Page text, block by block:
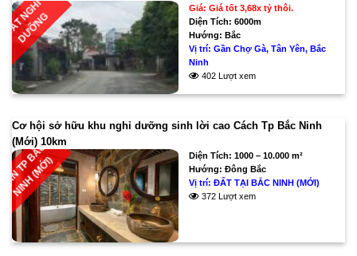
Giá: Giá tốt 3,68x tỷ thôi.
Diện Tích:6000m
Hướng:Bắc
Vị trí:Gần Chợ Gà, Tân Yên, Bắc
Ninh
402 Lượt xem
Đ
Ấ
T
N
G
H
Ỉ
D
Ư
Ỡ
N
G
Cơ hội sở hữu khu nghỉ dưỡng sinh lời cao Cách Tp Bắc Ninh
(Mới) 10km
Diện Tích:1000 – 10.000 m²
Hướng:Đông Bắc
Vị trí:ĐẤT TẠI BẮC NINH (MỚI)
372 Lượt xem
)